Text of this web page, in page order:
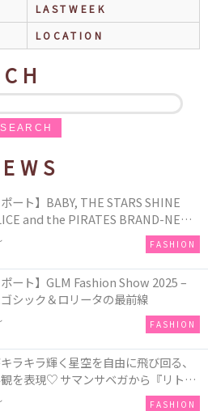
LASTWEEK
LOCATION
SEARCH
ポート】BABY, THE STARS SHINE
and the PIRATES BRAND-NEW
in TOKYO
FASHION
ポート】GLM Fashion Show 2025 –
シック＆ロリータの最前線
FASHION
ラキラ輝く星空を自由に飛び回る、
を表現♡ サマンサベガから『リトル
』50周年アニバーサリーイヤー』を
FASHION